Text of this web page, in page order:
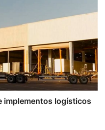
implementos logísticos